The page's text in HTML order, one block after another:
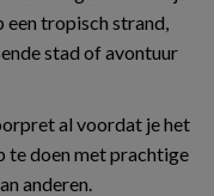
een tropisch strand,
stad of avontuur
al voordat je het
te doen met prachtige
anderen.